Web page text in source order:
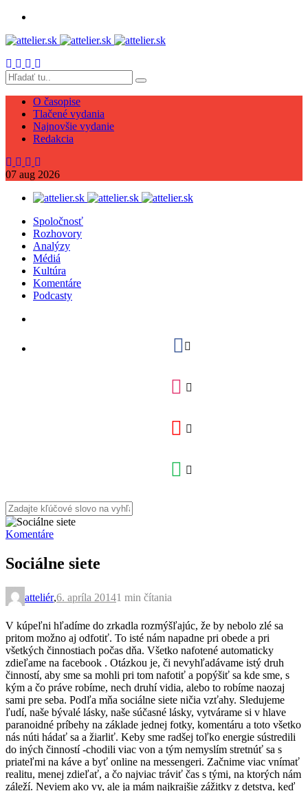
O časopise
Tlačené vydania
Najnovšie vydanie
Redakcia
07 aug 2026
Spoločnosť
Rozhovory
Analýzy
Médiá
Kultúra
Komentáre
Podcasty
Komentáre
Sociálne siete
atteliér,6. apríla 20141 min čítania
V kúpeľni hľadíme do zrkadla rozmýšľajúc, že by nebolo zlé sa
pritom možno aj odfotiť. To isté nám napadne pri obede a pri
všetkých činnostiach počas dňa. Všetko nafotené automaticky
zdieľame na facebook . Otázkou je, či nevyhľadávame istý druh
činností, aby sme sa mohli pri tom nafotiť a popýšiť sa kde sme, s
kým a čo práve robíme, nech druhí vidia, alebo to robíme naozaj
sami pre seba. Podľa mňa sociálne siete ničia vzťahy. Sledujeme
ľudí, naše bývalé lásky, naše súčasné lásky, vytvárame si v hlave
paranoidné príbehy na základe jednej fotky, komentáru a toto všetko
nás núti hádať sa a žiarliť. Keby sme radšej toľko energie sústredili
do iných činností -chodili viac von a tým nemyslím stretnúť sa s
priateľmi na káve a byť online na messengeri. Začnime viac vnímať
realitu, menej zdieľať, a čo najviac tráviť čas s tými, na ktorých nám
záleží. Neviem ako vy, ale ja mám najkrajšie zážitky z detstva, keď